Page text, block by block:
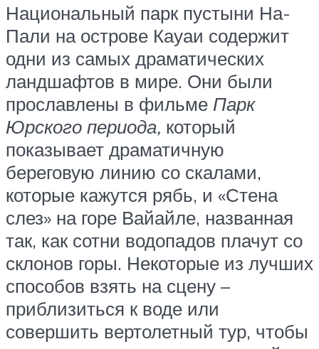
Национальный парк пустыни На-
Пали на острове Кауаи содержит
одни из самых драматических
ландшафтов в мире. Они были
прославлены в фильме Парк
Юрского периода, который
показывает драматичную
береговую линию со скалами,
которые кажутся рябь, и «Стена
слез» на горе Вайайле, названная
так, как сотни водопадов плачут со
склонов горы. Некоторые из лучших
способов взять на сцену –
приблизиться к воде или
совершить вертолетный тур, чтобы